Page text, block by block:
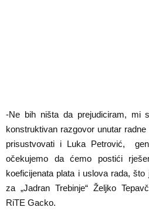
-Ne bih ništa da prejudiciram, mi
konstruktivan razgovor unutar
prisustvovati i Luka Petrović,
očekujemo da ćemo postići
koeficijenata plata i uslova rada,
za „Jadran Trebinje“ Željko
RiTE Gacko.